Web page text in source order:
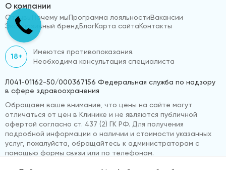
О компании
Отзывы Почему мыПрограмма лояльностиВакансии
Эксклюзивный брендБлогКарта сайтаКонтакты
18+
Имеются противопоказания.
Необходима консультация специалиста
Л041-01162-50/000367156 Федеральная служба по надзору
в сфере здравоохранения
Обращаем ваше внимание, что цены на сайте могут
отличаться от цен в Клинике и не являются публичной
офертой согласно ст. 437 (2) ГК РФ. Для получения
подробной информации о наличии и стоимости указанных
услуг, пожалуйста, обращайтесь к администраторам с
помощью формы связи или по телефонам.